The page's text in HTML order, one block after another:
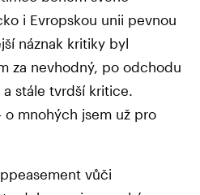
i Evropskou unii pevnou
náznak kritiky byl
za nevhodný, po odchodu
stále tvrdší kritice.
o mnohých jsem už pro
vůči